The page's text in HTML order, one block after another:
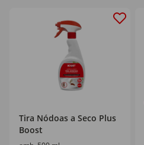
Tira Nódoas a Seco Plus
Boost